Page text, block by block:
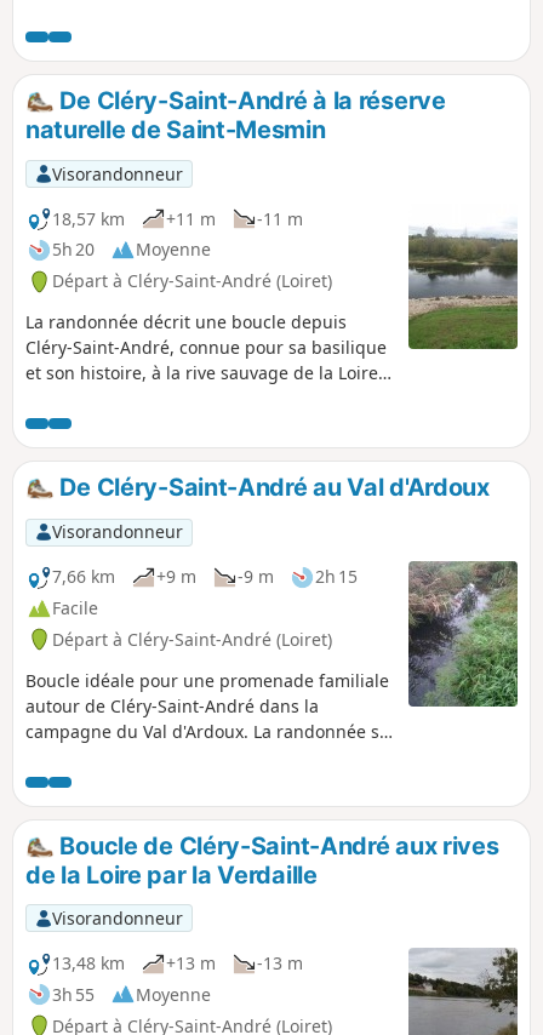
idéale pour une promenade familiale en Val
d'Ardoux.
De Cléry-Saint-André à la réserve
naturelle de Saint-Mesmin
Visorandonneur
18,57 km
+11 m
-11 m
5h 20
Moyenne
Départ à Cléry-Saint-André (Loiret)
La randonnée décrit une boucle depuis
Cléry-Saint-André, connue pour sa basilique
et son histoire, à la rive sauvage de la Loire
offre de belles vues sur la Loire et permet
d'apprécier la richesse végétale et
faunistique de ses rives et de ses îles.
De Cléry-Saint-André au Val d'Ardoux
Visorandonneur
7,66 km
+9 m -9 m
2h 15
Facile
Départ à Cléry-Saint-André (Loiret)
Boucle idéale pour une promenade familiale
autour de Cléry-Saint-André dans la
campagne du Val d'Ardoux. La randonnée se
les espaces boisés le long du Grand Ardoux.
Boucle de Cléry-Saint-André aux rives
de la Loire par la Verdaille
Visorandonneur
13,48 km
+13 m
-13 m
3h 55
Moyenne
Départ à Cléry-Saint-André (Loiret)